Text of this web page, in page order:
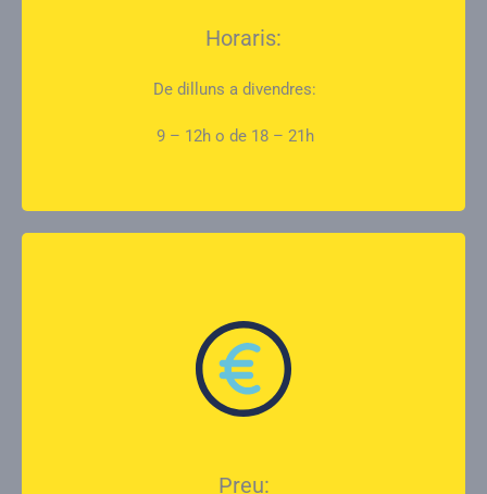
Horaris:
De dilluns a divendres:
9 – 12h o de 18 – 21h
Preu: